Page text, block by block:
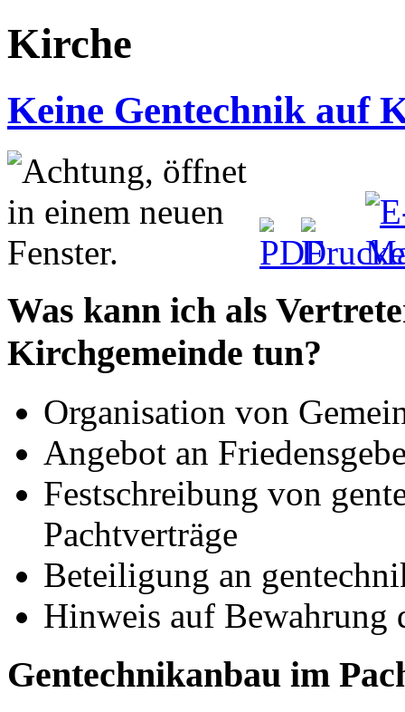
Kirche
Keine Gentechnik auf
Was kann ich als
Kirchgemeinde tun?
Organisation von
Angebot an
Festschreibung von
Pachtverträge
Beteiligung an
Hinweis auf Bewahrung
Gentechnikanbau im